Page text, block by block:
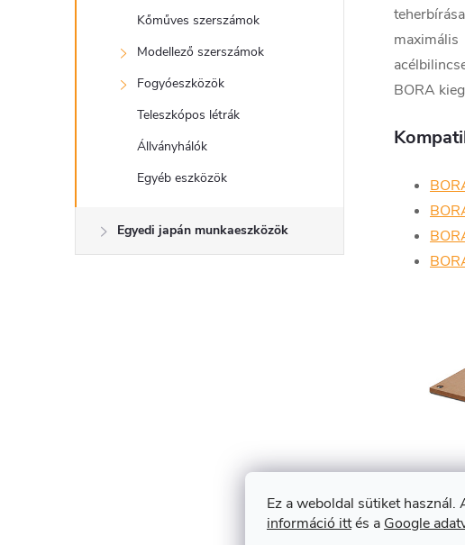
Ez a weboldal sütiket használ.
információ ittés a Google
Kőműves szerszámok
Modellező szerszámok
Fogyóeszközök
Teleszkópos létrák
Állványhálók
Egyéb eszközök
Egyedi japán munkaeszközök
BORA